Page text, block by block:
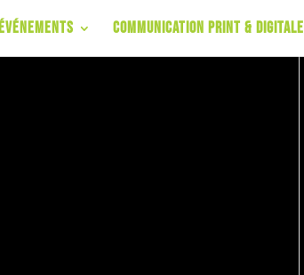
Événements Communication Print & Digitale